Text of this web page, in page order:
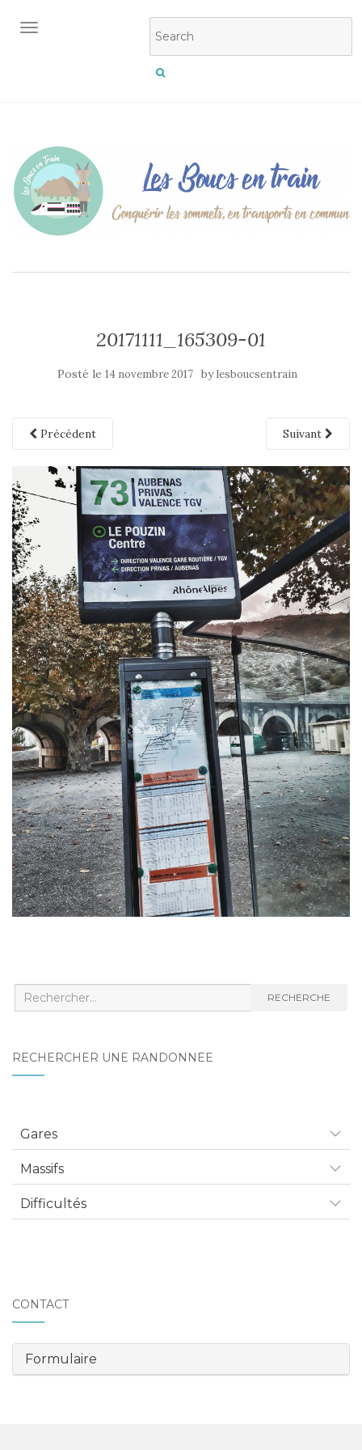
OUVRIR/FERMER LA NAVIGATION
20171111_165309-01
Posté le 14 novembre 2017 bylesboucsentrain
Précédent Suivant
Recherche
RECHERCHE
RECHERCHER UNE RANDONNÉE
Gares
Massifs
Difficultés
CONTACT
Formulaire